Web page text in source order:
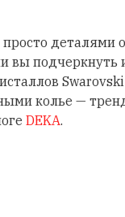
деталями
вы подчеркнуть
колье —
DEKA.